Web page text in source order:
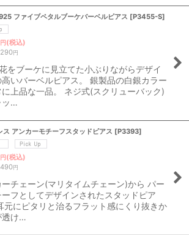
ファイブペタルブーケバーベルピアス [P3455-S]
円(税込)
円
をブーケに見立てた小ぶりながらデザイ
高いバーベルピアス。 銀製品の白銀カラー
に上品な一品。 ネジ式(スクリューバック)
ッ…
ス アンカーモチーフスタッドピアス [P3393]
円(税込)
円
ーチェーン(マリタイムチェーン)から パー
ーフとしてデザインされたスタッドピア
元にピタリと治るフラット感にくり抜きか
透け…